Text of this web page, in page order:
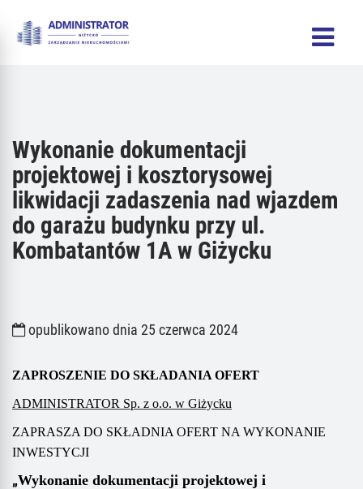
Wykonanie dokumentacji
projektowej i kosztorysowej
likwidacji zadaszenia nad wjazdem
do garażu budynku przy ul.
Kombatantów 1A w Giżycku
opublikowano dnia 25 czerwca 2024
ZAPROSZENIE DO SKŁADANIA OFERT
ADMINISTRATOR Sp. z o.o. w Giżycku
ZAPRASZA DO SKŁADNIA OFERT NA WYKONANIE
INWESTYCJI
„Wykonanie dokumentacji projektowej i